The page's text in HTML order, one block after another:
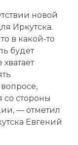
новой
Иркутска.
в какой-то
будет
стороны
— отметил
Евгений